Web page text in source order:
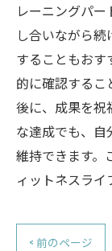
レーニングパ
し合いながら
することもおす
的に確認するこ
後に、成果を祝
な達成でも、自
維持できます。
ィットネスライ
< 前のページ